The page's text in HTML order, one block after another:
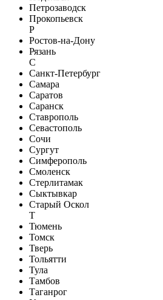
Петрозаводск
Прокопьевск
Р
Ростов-на-Дону
Рязань
С
Санкт-Петербург
Самара
Саратов
Саранск
Ставрополь
Севастополь
Сочи
Сургут
Симферополь
Смоленск
Стерлитамак
Сыктывкар
Старый Оскол
Т
Тюмень
Томск
Тверь
Тольятти
Тула
Тамбов
Таганрог